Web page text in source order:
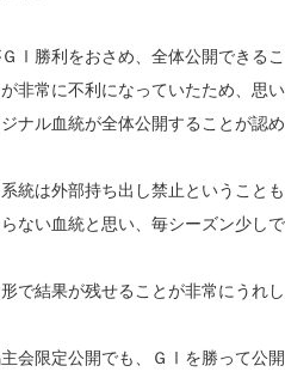
Ⅰ勝利をおさめ、全体公開できる
非常に不利になっていたため、思
ナル血統が全体公開することが認め
統は外部持ち出し禁止ということ
ない血統と思い、毎シーズン少し
で結果が残せることが非常にうれし
会限定公開でも、ＧⅠを勝って公